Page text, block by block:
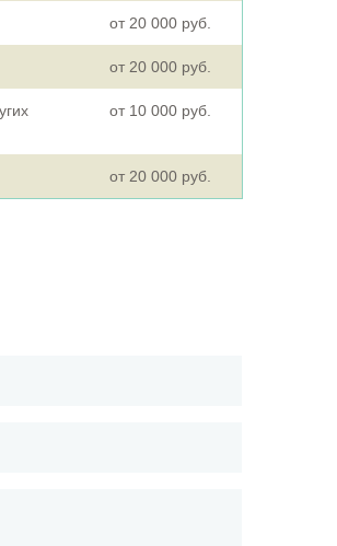
от 20 000 руб.
от 20 000 руб.
от 10 000 руб.
от 20 000 руб.